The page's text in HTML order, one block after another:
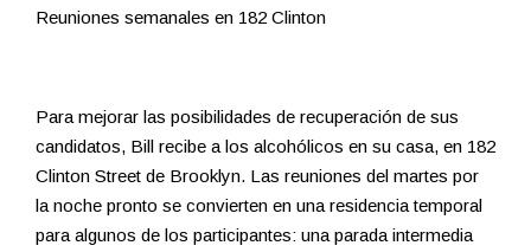
Reuniones semanales en 182 Clinton
Para mejorar las posibilidades de recuperación de sus
candidatos, Bill recibe a los alcohólicos en su casa, en 182
Clinton Street de Brooklyn. Las reuniones del martes por
la noche pronto se convierten en una residencia temporal
para algunos de los participantes: una parada intermedia